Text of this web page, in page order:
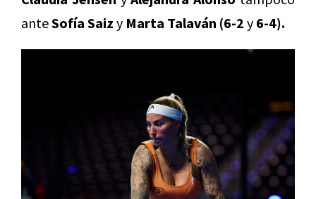
anteSofía Saiz y Marta Talaván (6-2 y 6-4).